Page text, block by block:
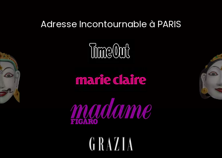
Adresse Incontournable à PARIS